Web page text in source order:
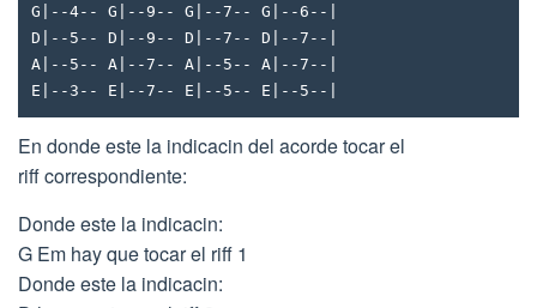
G|--4-- G|--9-- G|--7-- G|--6--|
D|--5-- D|--9-- D|--7-- D|--7--|
A|--5-- A|--7-- A|--5-- A|--7--|
E|--3-- E|--7-- E|--5-- E|--5--|
En donde este la indicacin del acorde tocar el
riff correspondiente:
Donde este la indicacin:
G Em hay que tocar el riff 1
Donde este la indicacin: